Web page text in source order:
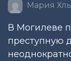
Мария
В Могилеве
преступную